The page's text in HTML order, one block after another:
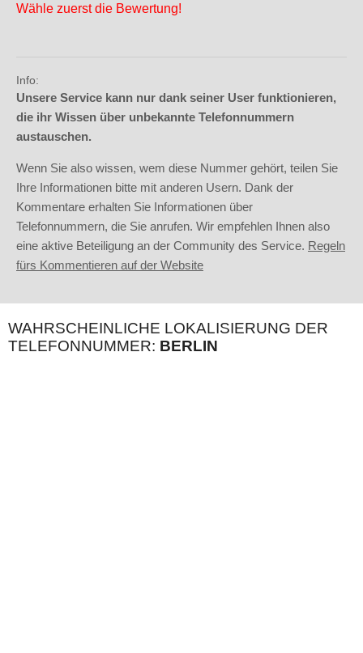
Wähle zuerst die Bewertung!
Info:
Unsere Service kann nur dank seiner User funktionieren,
die ihr Wissen über unbekannte Telefonnummern
austauschen.
Wenn Sie also wissen, wem diese Nummer gehört, teilen Sie
Ihre Informationen bitte mit anderen Usern. Dank der
Kommentare erhalten Sie Informationen über
Telefonnummern, die Sie anrufen. Wir empfehlen Ihnen also
eine aktive Beteiligung an der Community des Service. Regeln
fürs Kommentieren auf der Website
WAHRSCHEINLICHE LOKALISIERUNG DER
TELEFONNUMMER: BERLIN